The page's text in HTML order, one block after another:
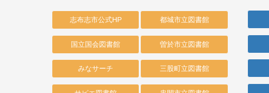
志布志市公式HP
国立国会図書館
みなサーチ
都城市立図書館
曽於市立図書館
三股町立図書館